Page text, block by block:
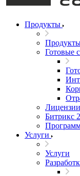
Продукты
Готовые
Битрикс
Услуги
Услуги